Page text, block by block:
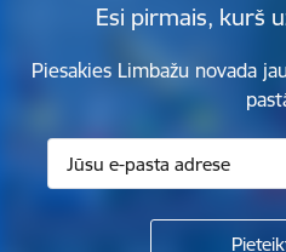
Esi pirmais, kurš
Piesakies Limbažu novada